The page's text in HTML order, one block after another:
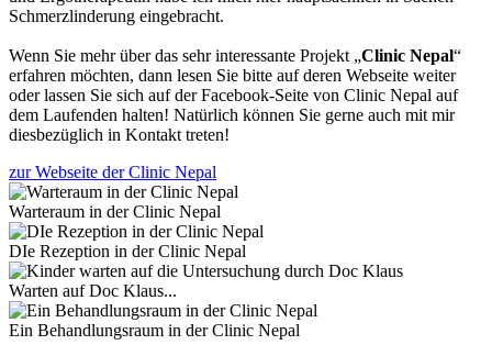
Schmerzlinderung eingebracht.
Wenn Sie mehr über das sehr interessante Projekt „Clinic Nepal“
erfahren möchten, dann lesen Sie bitte auf deren Webseite weiter
oder lassen Sie sich auf der Facebook-Seite von Clinic Nepal auf
dem Laufenden halten! Natürlich können Sie gerne auch mit mir
diesbezüglich in Kontakt treten!
zur Webseite der Clinic Nepal
Warteraum in der Clinic Nepal
DIe Rezeption in der Clinic Nepal
Warten auf Doc Klaus...
Ein Behandlungsraum in der Clinic Nepal